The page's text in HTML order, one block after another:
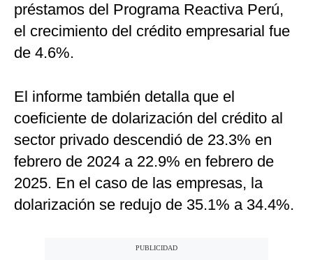
préstamos del Programa Reactiva Perú,
el crecimiento del crédito empresarial fue
de 4.6%.
El informe también detalla que el
coeficiente de dolarización del crédito al
sector privado descendió de 23.3% en
febrero de 2024 a 22.9% en febrero de
2025. En el caso de las empresas, la
dolarización se redujo de 35.1% a 34.4%.